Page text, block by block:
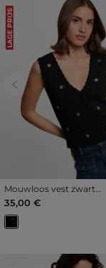
LAGE PRIJS
Previous
Mouwloos vest zwart
vrouw
35,00 €